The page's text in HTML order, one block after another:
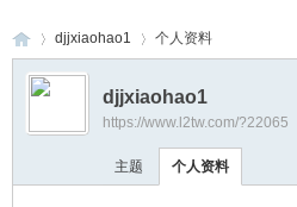
›
djjxiaohao1 个人资料
djjxiaohao1
https://www.l2tw.com/?22065
主题 个人资料